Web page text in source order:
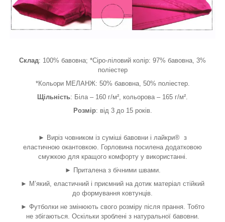
Склад: 100% бавовна; *Сіро-ліловий колір: 97% бавовна, 3%
поліестер
*Кольори МЕЛАНЖ: 50% бавовна, 50% поліестер.
Щільність: Біла – 160 г/м², кольорова – 165 г/м².
Розмір: від 3 до 15 років.
► Виріз човником із суміші бавовни і лайкри® з
еластичною окантовкою. Горловина посилена додатковою
смужкою для кращого комфорту у використанні.
► Приталена з бічними швами.
► М’який, еластичний і приємний на дотик матеріал стійкий
до формування ковтунців.
► Футболки не змінюють свого розміру після прання. Тобто
не збігаються. Оскільки зроблені з натуральної бавовни.